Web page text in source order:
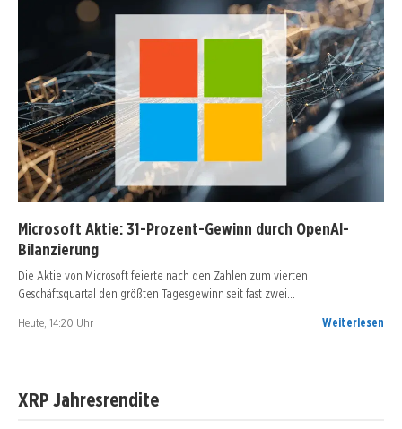
Microsoft Aktie: 31-Prozent-Gewinn durch OpenAI-
Bilanzierung
Die Aktie von Microsoft feierte nach den Zahlen zum vierten
Geschäftsquartal den größten Tagesgewinn seit fast zwei…
Heute, 14:20 Uhr Weiterlesen
XRP Jahresrendite